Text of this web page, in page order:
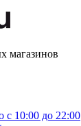
магазинов
с 10:00 до 22:00